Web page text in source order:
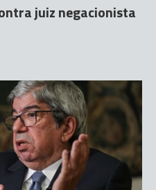
juiz negacionista